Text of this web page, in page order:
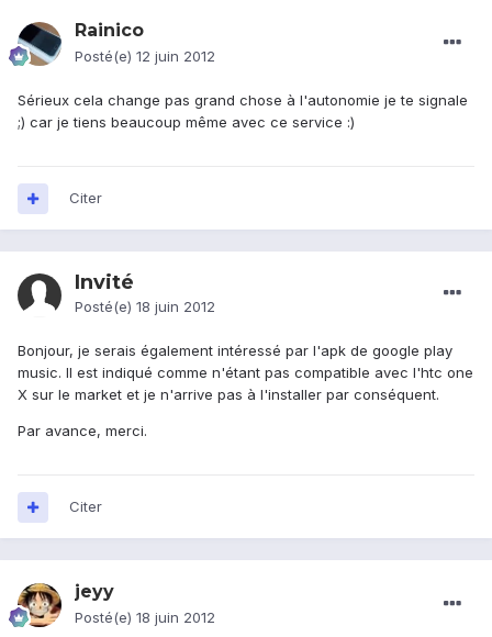
Rainico
Posté(e) 12 juin 2012
Sérieux cela change pas grand chose à l'autonomie je te signale
;) car je tiens beaucoup même avec ce service :)
Citer
Invité
Posté(e) 18 juin 2012
Bonjour, je serais également intéressé par l'apk de google play
music. Il est indiqué comme n'étant pas compatible avec l'htc one
X sur le market et je n'arrive pas à l'installer par conséquent.
Par avance, merci.
Citer
jeyy
Posté(e) 18 juin 2012